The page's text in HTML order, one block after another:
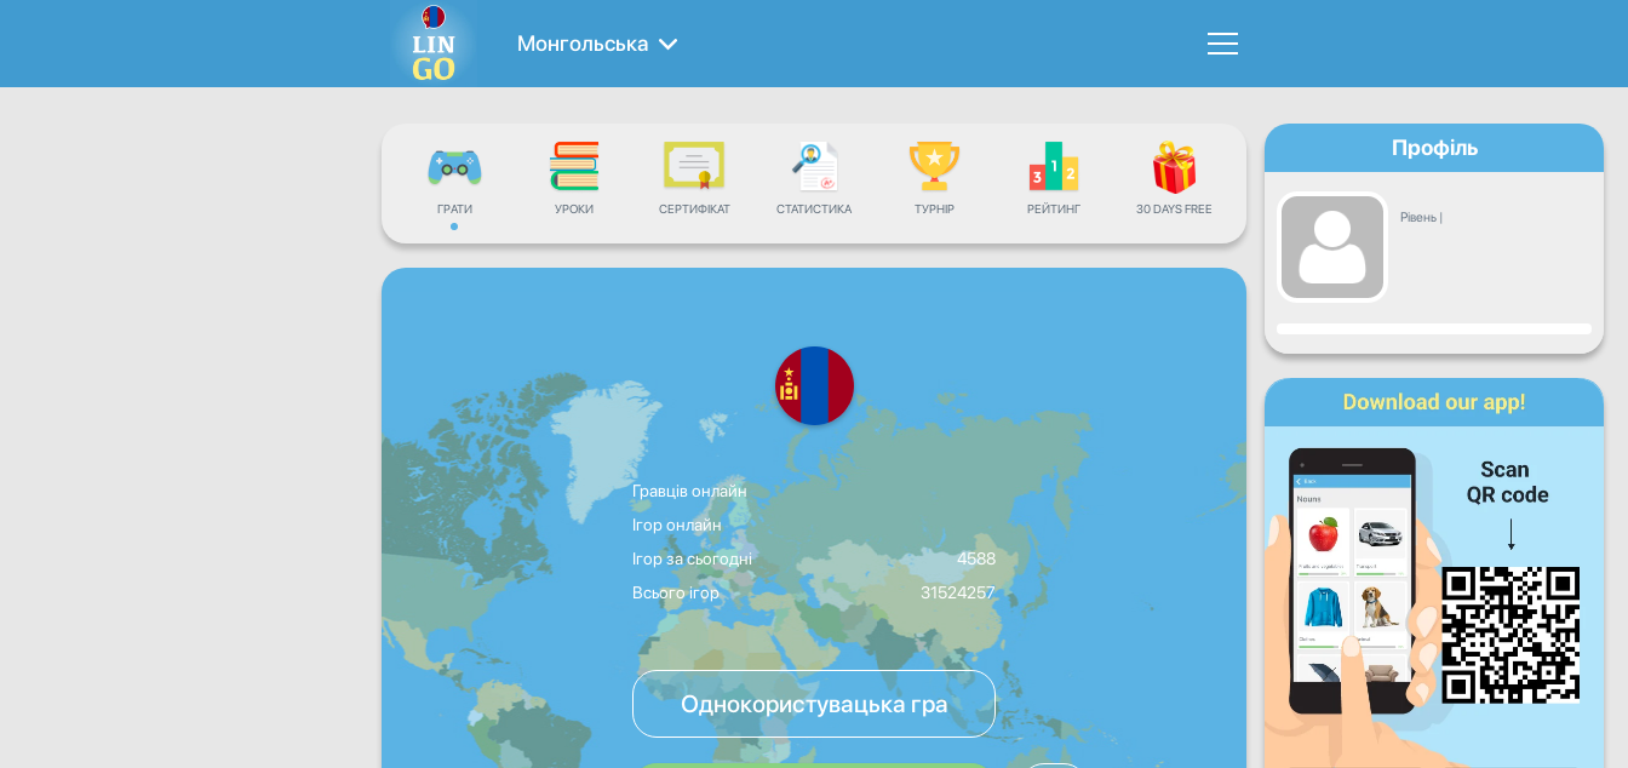
Монгольська
ГРАТИ УРОКИ СЕРТИФІКАТ СТАТИСТИКА ТУРНІР РЕЙТИНГ 30 DAYS FREE
Гравців онлайн
Ігор онлайн
Ігор за сьогодні
4588
Всього ігор
31524257
Однокористувацька гра
Профіль
Рівень |
Прогрес
Пн Ср Чт
Сб Нд
Щоденний прогрес
Щомісячний прогрес